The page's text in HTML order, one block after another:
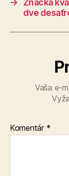
→
Značka
dve
Vaša e-
Komentár *